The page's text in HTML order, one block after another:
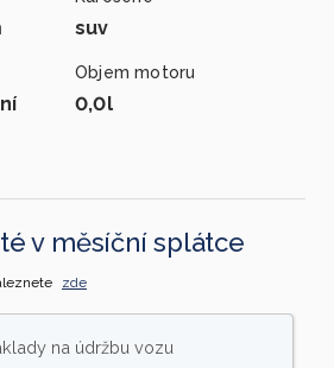
suv
Objem motoru
0,0l
v měsíční splátce
zde
na údržbu vozu